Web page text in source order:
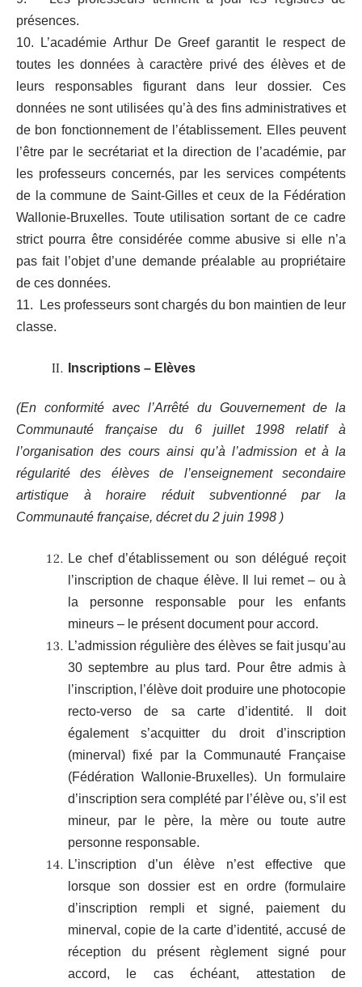
présences.
10. L’académie Arthur De Greef garantit le respect de
toutes les données à caractère privé des élèves et de
leurs responsables figurant dans leur dossier. Ces
données ne sont utilisées qu’à des fins administratives et
de bon fonctionnement de l’établissement. Elles peuvent
l’être par le secrétariat et la direction de l’académie, par
les professeurs concernés, par les services compétents
de la commune de Saint-Gilles et ceux de la Fédération
Wallonie-Bruxelles. Toute utilisation sortant de ce cadre
strict pourra être considérée comme abusive si elle n’a
pas fait l’objet d’une demande préalable au propriétaire
de ces données.
11. Les professeurs sont chargés du bon maintien de leur
classe.
Inscriptions – Elèves
(En conformité avec l’Arrêté du Gouvernement de la
Communauté française du 6 juillet 1998 relatif à
l’organisation des cours ainsi qu’à l’admission et à la
régularité des élèves de l’enseignement secondaire
artistique à horaire réduit subventionné par la
Communauté française, décret du 2 juin 1998 )
Le chef d’établissement ou son délégué reçoit
l’inscription de chaque élève. Il lui remet – ou à
la personne responsable pour les enfants
mineurs – le présent document pour accord.
L’admission régulière des élèves se fait jusqu’au
30 septembre au plus tard. Pour être admis à
l’inscription, l’élève doit produire une photocopie
recto-verso de sa carte d’identité. Il doit
également s’acquitter du droit d’inscription
(minerval) fixé par la Communauté Française
(Fédération Wallonie-Bruxelles). Un formulaire
d’inscription sera complété par l’élève ou, s’il est
mineur, par le père, la mère ou toute autre
personne responsable.
L’inscription d’un élève n’est effective que
lorsque son dossier est en ordre (formulaire
d’inscription rempli et signé, paiement du
minerval, copie de la carte d’identité, accusé de
réception du présent règlement signé pour
accord, le cas échéant, attestation de